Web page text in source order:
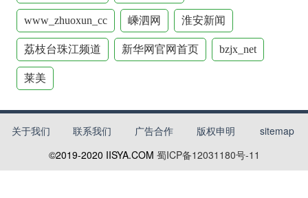
www_zhuoxun_cc 嵊泗网 淮安新闻
荔枝台珠江频道 新华网官网首页 bzjx_net
莱美
关于我们 联系我们 广告合作 版权申明
sitemap
©2019-2020 IISYA.COM 蜀ICP备12031180号-11